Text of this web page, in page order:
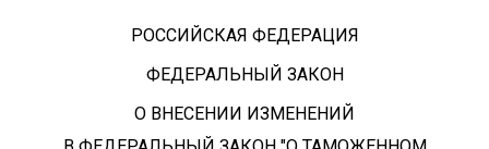
РОССИЙСКАЯ ФЕДЕРАЦИЯ
ФЕДЕРАЛЬНЫЙ ЗАКОН
О ВНЕСЕНИИ ИЗМЕНЕНИЙ